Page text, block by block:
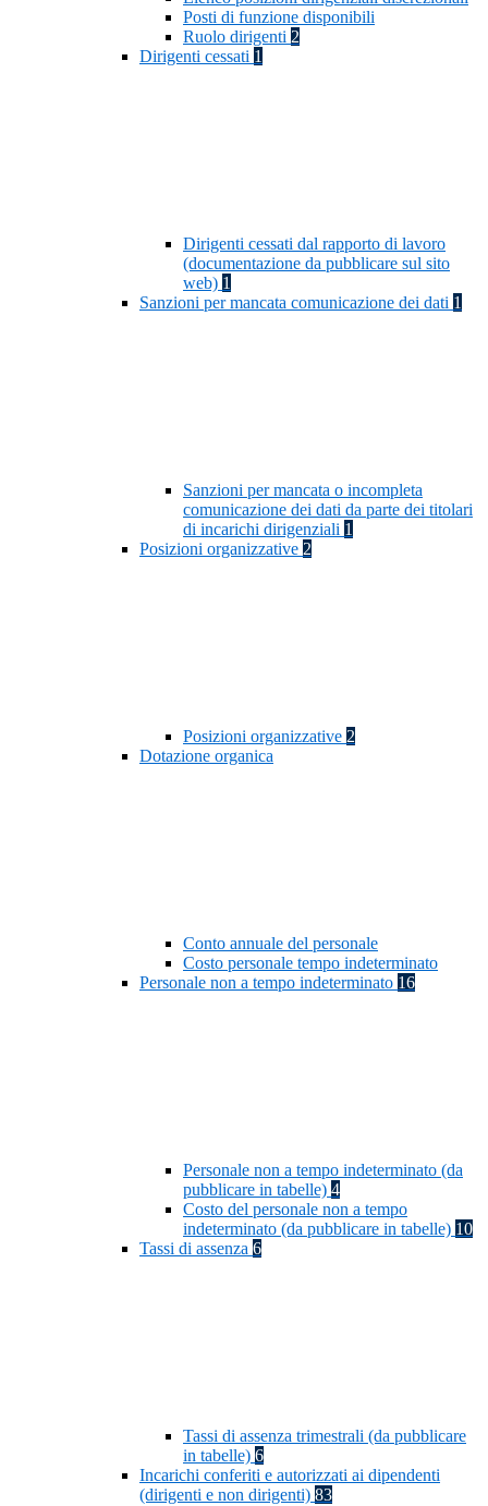
Posti di funzione disponibili
Ruolo dirigenti 2
Dirigenti cessati 1
Dirigenti cessati dal rapporto di lavoro
(documentazione da pubblicare sul sito
web) 1
Sanzioni per mancata comunicazione dei dati 1
Sanzioni per mancata o incompleta
comunicazione dei dati da parte dei titolari
di incarichi dirigenziali 1
Posizioni organizzative 2
Posizioni organizzative 2
Dotazione organica
Conto annuale del personale
Costo personale tempo indeterminato
Personale non a tempo indeterminato 16
Personale non a tempo indeterminato (da
pubblicare in tabelle) 4
Costo del personale non a tempo
indeterminato (da pubblicare in tabelle) 10
Tassi di assenza 6
Tassi di assenza trimestrali (da pubblicare
in tabelle) 6
Incarichi conferiti e autorizzati ai dipendenti
(dirigenti e non dirigenti) 83